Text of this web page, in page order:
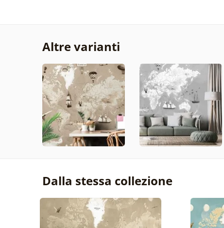
Altre varianti
Dalla stessa collezione